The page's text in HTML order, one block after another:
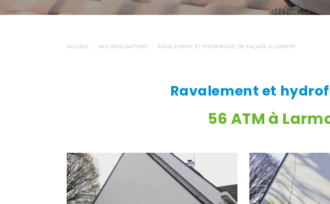
ACCUEIL NOS RÉALISATIONS RAVALEMENT ET HYDROFUGE DE FAÇADE À LORIENT
Ravalement et
56 ATM à